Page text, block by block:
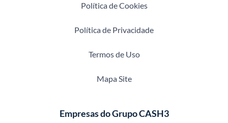
Política de Cookies
Política de Privacidade
Termos de Uso
Mapa Site
Empresas do Grupo CASH3